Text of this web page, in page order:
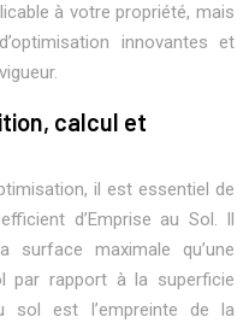
à votre propriété, mais
innovantes et
calcul et
il est essentiel de
d’Emprise au Sol. Il
surface maximale qu’une
par rapport à la superficie
sol est l’empreinte de la